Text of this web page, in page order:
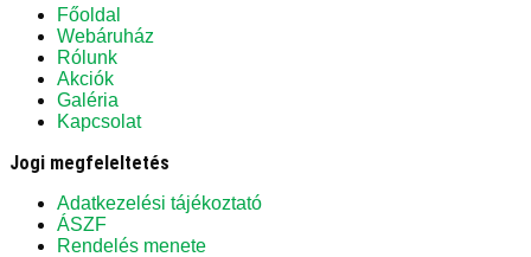
Főoldal
Webáruház
Rólunk
Akciók
Galéria
Kapcsolat
Jogi megfeleltetés
Adatkezelési tájékoztató
ÁSZF
Rendelés menete